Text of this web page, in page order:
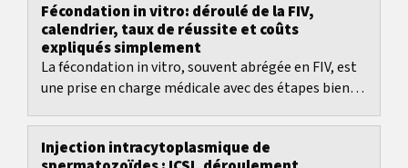
Fécondation in vitro: déroulé de la FIV,
calendrier, taux de réussite et coûts
expliqués simplement
La fécondation in vitro, souvent abrégée en FIV, est
une prise en charge médicale avec des étapes bien
Injection intracytoplasmique de